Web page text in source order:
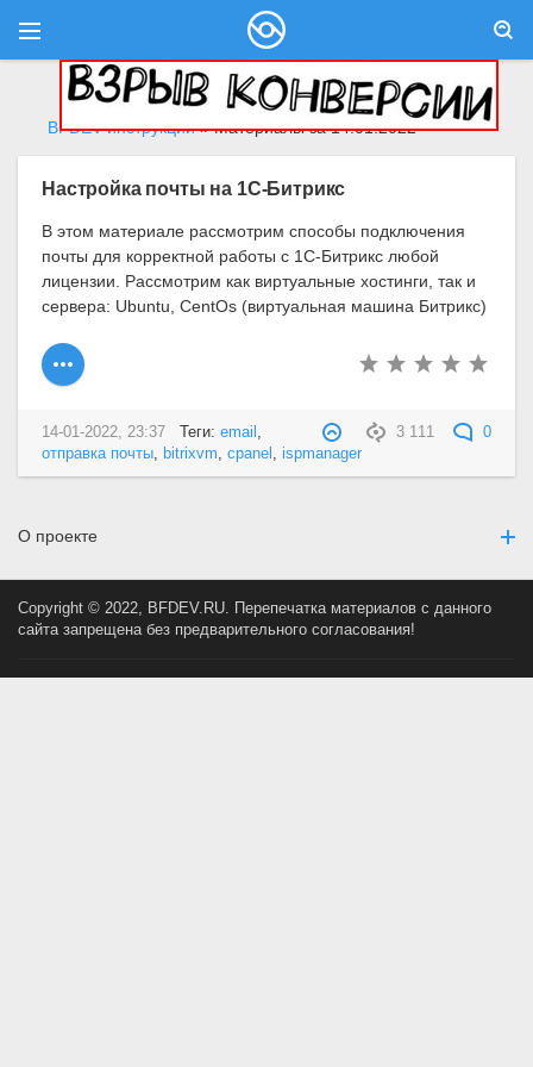
BFDEV инструкции» Материалы за 14.01.2022
Настройка почты на 1С-Битрикс
В этом материале рассмотрим способы подключения
почты для корректной работы с 1С-Битрикс любой
лицензии. Рассмотрим как виртуальные хостинги, так и
сервера: Ubuntu, CentOs (виртуальная машина Битрикс)
3 111 0
14-01-2022, 23:37 Теги: email ,
отправка почты, bitrixvm, cpanel , ispmanager
О проекте
Copyright © 2022, BFDEV.RU. Перепечатка материалов с данного
сайта запрещена без предварительного согласования!